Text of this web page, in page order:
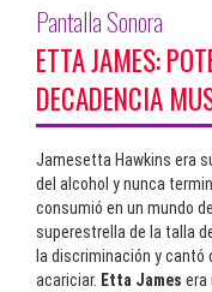
Pantalla Sonora
ETTA JAMES:
DECADENCIA
Jamesetta Hawkins era
del alcohol y nunca
consumió en un mundo
superestrella de la talla
la discriminación y cantó
acariciar. Etta James era